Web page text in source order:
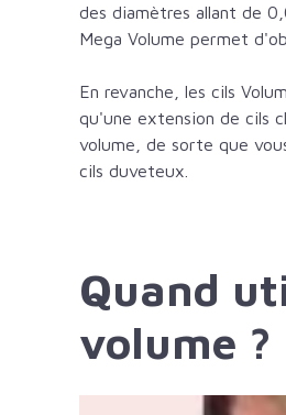
des diamètres allant de
Mega Volume permet
En revanche, les cils
qu'une extension de cils
volume, de sorte que
cils duveteux.
Quand
volume ?